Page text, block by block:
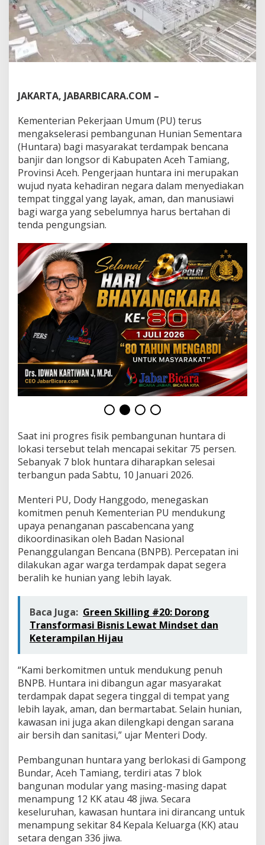
n
g
u
n
a
n
n
a
r
a
d
i
A
c
h
T
a
i
a
n
g
,
P
r
o
s
7
5
%
JAKARTA, JABARBICARA.COM –
Kementerian Pekerjaan Umum (PU) terus
mengakselerasi pembangunan Hunian Sementara
(Huntara) bagi masyarakat terdampak bencana
banjir dan longsor di Kabupaten Aceh Tamiang,
Provinsi Aceh. Pengerjaan huntara ini merupakan
wujud nyata kehadiran negara dalam menyediakan
tempat tinggal yang layak, aman, dan manusiawi
bagi warga yang sebelumnya harus bertahan di
tenda pengungsian.
Saat ini progres fisik pembangunan huntara di
lokasi tersebut telah mencapai sekitar 75 persen.
Sebanyak 7 blok huntara diharapkan selesai
terbangun pada Sabtu, 10 Januari 2026.
Menteri PU, Dody Hanggodo, menegaskan
komitmen penuh Kementerian PU mendukung
upaya penanganan pascabencana yang
dikoordinasikan oleh Badan Nasional
Penanggulangan Bencana (BNPB). Percepatan ini
dilakukan agar warga terdampak dapat segera
beralih ke hunian yang lebih layak.
Baca Juga: Green Skilling #20: Dorong
Transformasi Bisnis Lewat Mindset dan
Keterampilan Hijau
“Kami berkomitmen untuk mendukung penuh
BNPB. Huntara ini dibangun agar masyarakat
terdampak dapat segera tinggal di tempat yang
lebih layak, aman, dan bermartabat. Selain hunian,
kawasan ini juga akan dilengkapi dengan sarana
air bersih dan sanitasi,” ujar Menteri Dody.
Pembangunan huntara yang berlokasi di Gampong
Bundar, Aceh Tamiang, terdiri atas 7 blok
bangunan modular yang masing-masing dapat
menampung 12 KK atau 48 jiwa. Secara
keseluruhan, kawasan huntara ini dirancang untuk
menampung sekitar 84 Kepala Keluarga (KK) atau
setara dengan 336 jiwa.